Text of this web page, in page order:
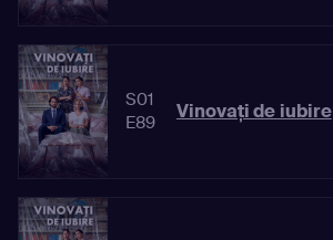
S01
E89
Vinovaţi de iubire